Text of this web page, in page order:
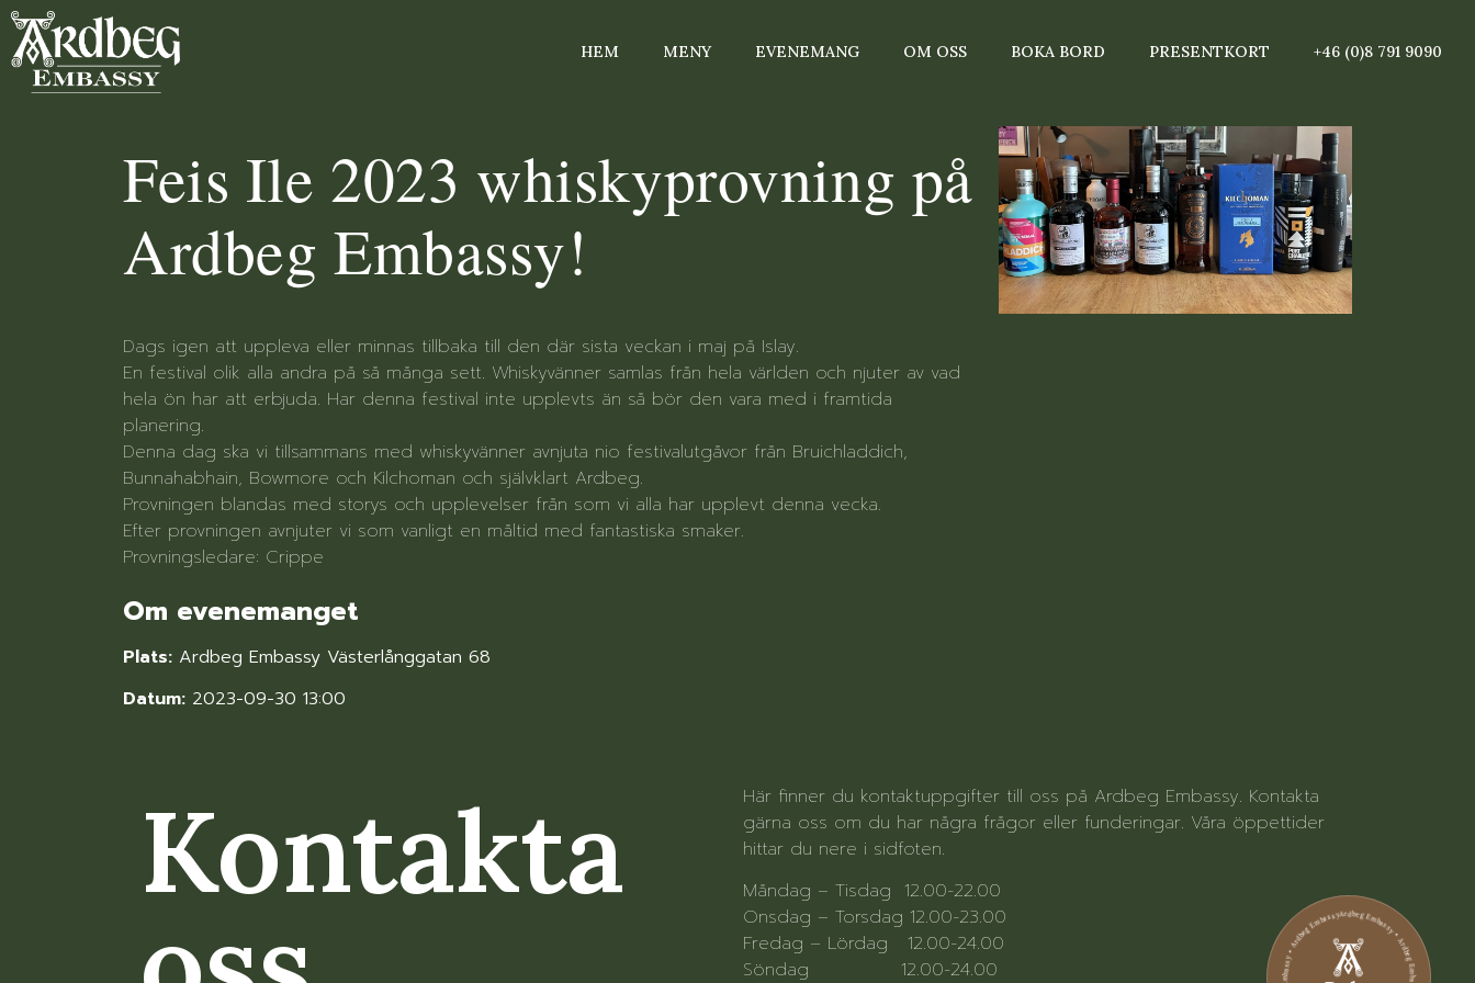
HEM MENY EVENEMANG OM OSS BOKA BORD PRESENTKORT +46 (0)8 791 9090
Feis Ile 2023 whiskyprovning på
Ardbeg Embassy!
Dags igen att uppleva eller minnas tillbaka till den där sista veckan i maj på Islay.
En festival olik alla andra på så många sett. Whiskyvänner samlas från hela världen och njuter av vad
hela ön har att erbjuda. Har denna festival inte upplevts än så bör den vara med i framtida
planering.
Denna dag ska vi tillsammans med whiskyvänner avnjuta nio festivalutgåvor från Bruichladdich,
Bunnahabhain, Bowmore och Kilchoman och självklart Ardbeg.
Provningen blandas med storys och upplevelser från som vi alla har upplevt denna vecka.
Efter provningen avnjuter vi som vanligt en måltid med fantastiska smaker.
Provningsledare: Crippe
Om evenemanget
Plats: Ardbeg Embassy Västerlånggatan 68
Datum: 2023-09-30 13:00
Kontakta
Här finner du kontaktuppgifter till oss på Ardbeg Embassy. Kontakta
gärna oss om du har några frågor eller funderingar. Våra öppettider
hittar du nere i sidfoten.
Måndag – Tisdag 12.00-22.00
Onsdag – Torsdag 12.00-23.00
Fredag – Lördag 12.00-24.00
Söndag 12.00-24.00